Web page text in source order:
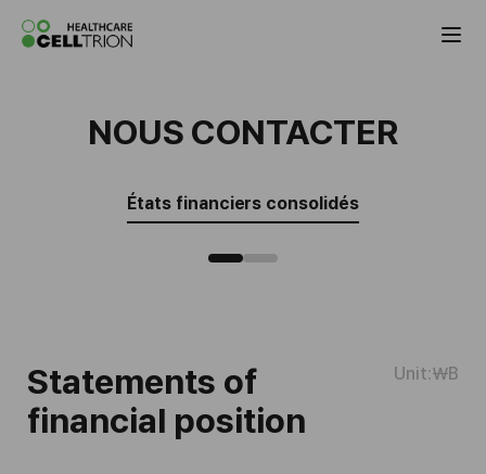
Celltrion the Global Pharmaceutical
NOUS CONTACTER
États financiers consolidés